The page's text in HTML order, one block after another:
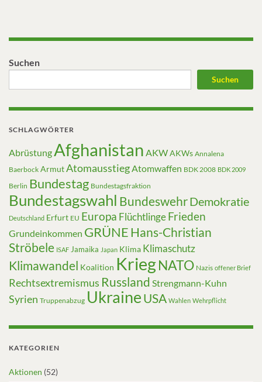
Suchen
Suchen
SCHLAGWÖRTER
AbrüstungAfghanistan AKWAKWs Annalena
Baerbock ArmutAtomausstiegAtomwaffen BDK 2008 BDK 2009
Berlin Bundestag Bundestagsfraktion
Bundestagswahl BundeswehrDemokratie
Deutschland Erfurt EU Europa FlüchtlingeFrieden
Grundeinkommen GRÜNE Hans-Christian
Ströbele ISAF Jamaika Japan Klima Klimaschutz
Klimawandel Koalition KriegNATO Nazis offener Brief
Rechtsextremismus Russland Strengmann-Kuhn
Syrien Truppenabzug UkraineUSA Wahlen Wehrpflicht
KATEGORIEN
Aktionen (52)